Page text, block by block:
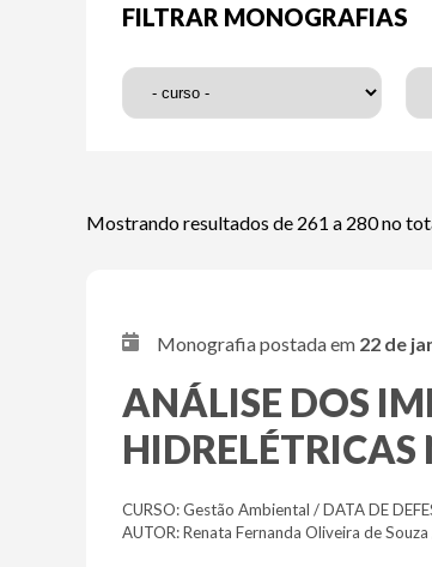
FILTRAR MONOGRAFIAS
Mostrando resultados de 261 a 280 no
Monografia postada em 22 de
ANÁLISE DOS
HIDRELÉTRICAS
CURSO: Gestão Ambiental / DATA DE
AUTOR: Renata Fernanda Oliveira de